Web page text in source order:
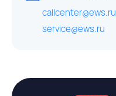
callcenter@ews.ru
service@ews.ru